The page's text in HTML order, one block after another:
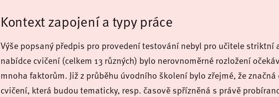
Kontext zapojení a typy práce
Výše popsaný předpis pro provedení testování nebyl pro učitele striktní
nabídce cvičení (celkem 13 různých) bylo nerovnoměrné rozložení
mnoha faktorům. Již z průběhu úvodního školení bylo zřejmé, že
cvičení, která budou tematicky, resp. časově spřízněná s právě